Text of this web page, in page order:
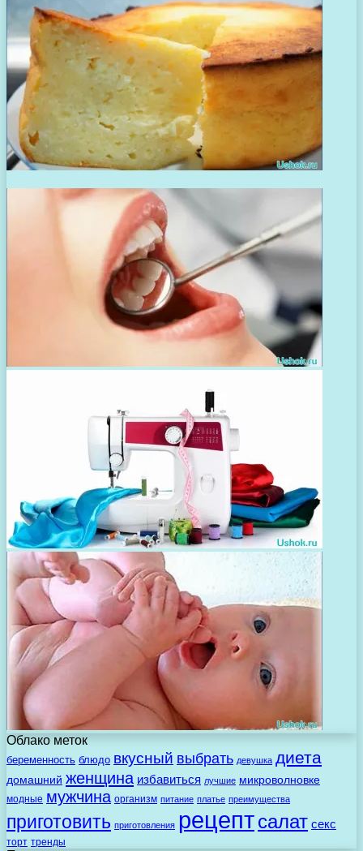
Облако меток
беременность блюдо вкусный выбрать девушка диета
домашний женщина избавиться лучшие микроволновке
модные мужчина организм питание платье преимущества
приготовить приготовления рецептсалат секс
торт тренды